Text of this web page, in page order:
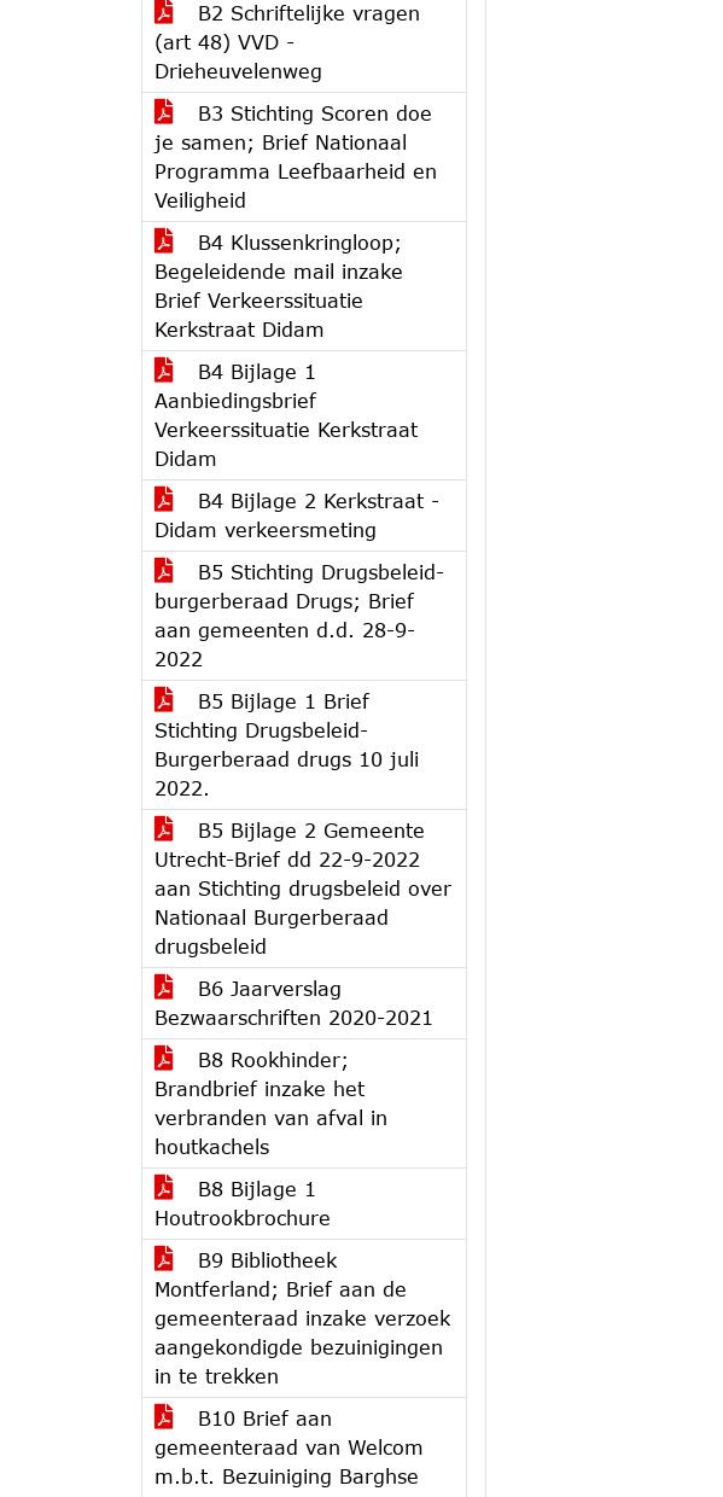
B2 Schriftelijke vragen
(art 48) VVD -
Drieheuvelenweg
B3 Stichting Scoren doe
je samen; Brief Nationaal
Programma Leefbaarheid en
Veiligheid
B4 Klussenkringloop;
Begeleidende mail inzake
Brief Verkeerssituatie
Kerkstraat Didam
B4 Bijlage 1
Aanbiedingsbrief
Verkeerssituatie Kerkstraat
Didam
B4 Bijlage 2 Kerkstraat -
Didam verkeersmeting
B5 Stichting Drugsbeleid-
burgerberaad Drugs; Brief
aan gemeenten d.d. 28-9-
2022
B5 Bijlage 1 Brief
Stichting Drugsbeleid-
Burgerberaad drugs 10 juli
2022.
B5 Bijlage 2 Gemeente
Utrecht-Brief dd 22-9-2022
aan Stichting drugsbeleid over
Nationaal Burgerberaad
drugsbeleid
B6 Jaarverslag
Bezwaarschriften 2020-2021
B8 Rookhinder;
Brandbrief inzake het
verbranden van afval in
houtkachels
B8 Bijlage 1
Houtrookbrochure
B9 Bibliotheek
Montferland; Brief aan de
gemeenteraad inzake verzoek
aangekondigde bezuinigingen
in te trekken
B10 Brief aan
gemeenteraad van Welcom
m.b.t. Bezuiniging Barghse